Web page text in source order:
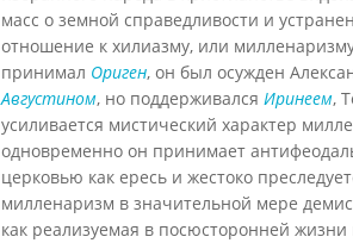
масс о земной справедливости и
отношение к хилиазму, или
принимал Ориген, он был осужден
Августином, но поддерживался Иринеем,
усиливается мистический характер
одновременно он принимает
церковью как ересь и жестоко
милленаризм в значительной мере
как реализуемая в посюсторонней